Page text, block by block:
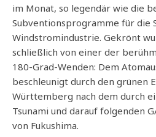
im Monat, so legendär wie die
Subventionsprogramme für die
Windstromindustrie. Gekrönt
schließlich von einer der
180-Grad-Wenden: Dem
beschleunigt durch den grünen
Württemberg nach dem durch
Tsunami und darauf folgenden
von Fukushima.